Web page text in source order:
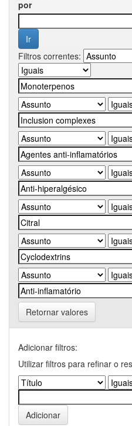
por
Filtros correntes:
Retornar valores
Adicionar filtros:
Utilizar filtros para refinar o